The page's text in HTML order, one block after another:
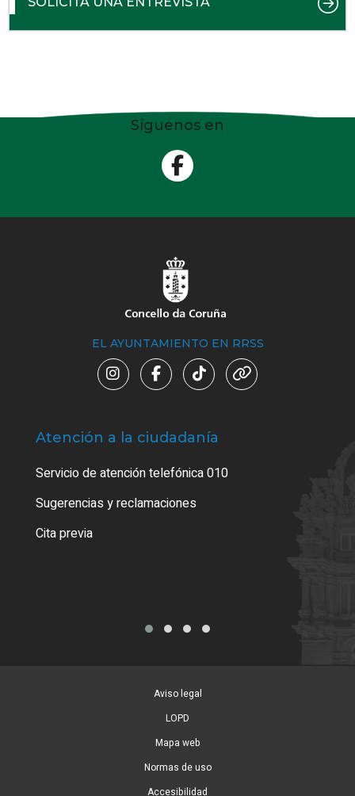
Síguenos en
EL AYUNTAMIENTO EN RRSS
Atención a la ciudadanía
Servicio de atención telefónica 010
Sugerencias y reclamaciones
Cita previa
Aviso legal
LOPD
Mapa web
Normas de uso
Accesibilidad